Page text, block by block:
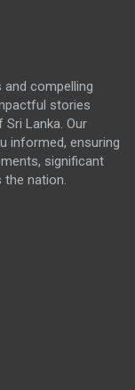
compelling
stories
Lanka. Our
informed, ensuring
significant
the nation.